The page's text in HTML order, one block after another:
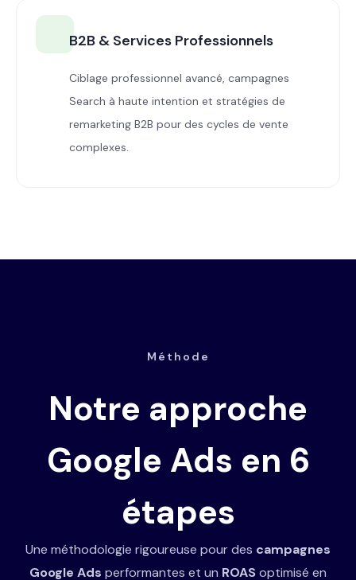
B2B & Services Professionnels
Ciblage professionnel avancé, campagnes
Search à haute intention et stratégies de
remarketing B2B pour des cycles de vente
complexes.
Méthode
Notre approche
Google Ads en 6
étapes
Une méthodologie rigoureuse pour des campagnes
Google Ads performantes et un ROASoptimisé en